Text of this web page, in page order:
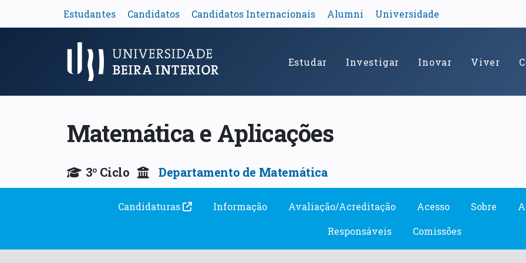
Estudantes Candidatos Candidatos Internacionais Alumni Universidade
Menu Principal Estudar Investigar Inovar Viver
Matemática e Aplicações
3º Ciclo Departamento de Matemática
Candidaturas Informação Avaliação/Acreditação Acesso Sobre
Responsáveis
Comissões